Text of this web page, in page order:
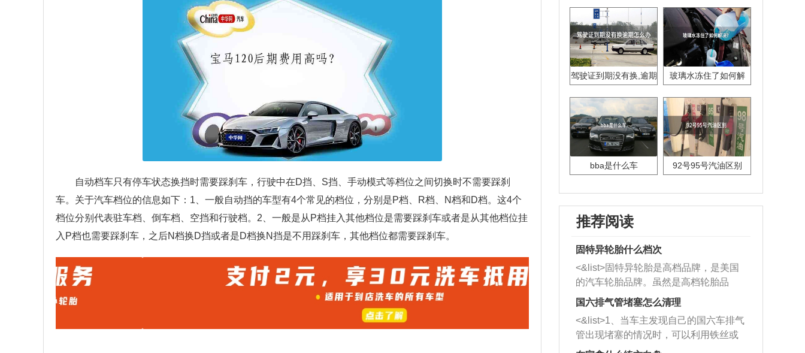
自动档车只有停车状态换挡时需要踩刹车，行驶中在D挡、S挡、手动模式等档位之间切换时不需要踩刹
车。关于汽车档位的信息如下：1、一般自动挡的车型有4个常见的档位，分别是P档、R档、N档和D档。这4个
档位分别代表驻车档、倒车档、空挡和行驶档。2、一般是从P档挂入其他档位是需要踩刹车或者是从其他档位挂
入P档也需要踩刹车，之后N档换D挡或者是D档换N挡是不用踩刹车，其他档位都需要踩刹车。
驾驶证到期没有换,逾期
玻璃水冻住了如何解
bba是什么车 92号95号汽油区别
推荐阅读
固特异轮胎什么档次
<&list>固特异轮胎是高档品牌，是美国
的汽车轮胎品牌。虽然是高档轮胎品
牌，但是中高低端的轮胎都有生产，这
也是为了更好的开拓市场。
国六排气管堵塞怎么清理
<&list>1、当车主发现自己的国六车排气
管出现堵塞的情况时，可以利用铁丝或
者是细棍，直接将杂物给取出来，如果